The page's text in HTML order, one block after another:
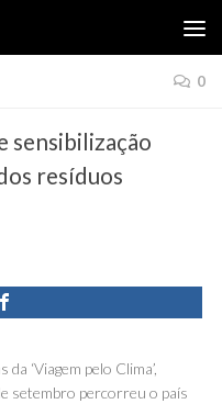
0
sensibilização
resíduos
‘Viagem pelo Clima’,
setembro percorreu o país